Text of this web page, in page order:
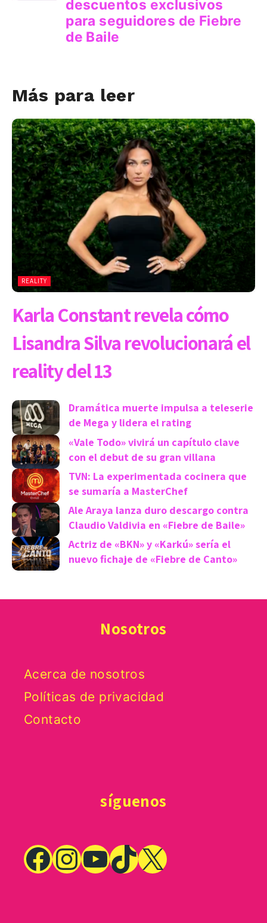
Más para leer
REALITY
Karla Constant revela cómo
Lisandra Silva revolucionará el
reality del 13
Dramática muerte impulsa a teleserie
de Mega y lidera el rating
«Vale Todo» vivirá un capítulo clave
con el debut de su gran villana
TVN: La experimentada cocinera que
se sumaría a MasterChef
Ale Araya lanza duro descargo contra
Claudio Valdivia en «Fiebre de Baile»
Actriz de «BKN» y «Karkú» sería el
nuevo fichaje de «Fiebre de Canto»
Nosotros
Acerca de nosotros
Políticas de privacidad
Contacto
síguenos